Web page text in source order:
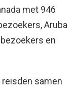
met 946
Aruba
en
samen